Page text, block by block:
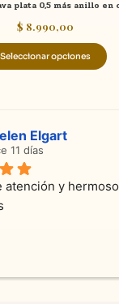
plata 0,5 más anillo en
$ 8.990,00
Seleccionar opciones
Muy buena